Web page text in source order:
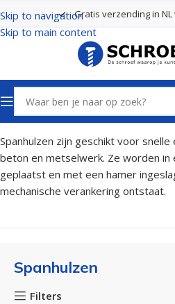
Skip to navigation
Skip to main content
Gratis verzending in NL
Home Pluggen Spanhulzen
Spanhulzen zijn geschikt voor
beton en metselwerk. Ze worden
geplaatst en met een hamer
mechanische verankering ontstaat.
Spanhulzen
Filters